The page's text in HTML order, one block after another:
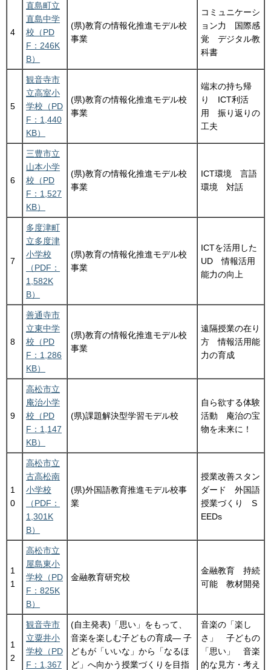
4
直島町立
直島中学
校（PD
F：246K
B）
(県)教育の情報化推進モデル校
事業
コミュニケーシ
ョン力 国際感
覚 デジタル教
科書
5
観音寺市
立高室小
学校（PD
F：1,440
KB）
(県)教育の情報化推進モデル校
事業
端末の持ち帰
り ICT利活
用 振り返りの
工夫
6
三豊市立
山本小学
校（PD
F：1,527
KB）
(県)教育の情報化推進モデル校
事業
ICT環境 言語
環境 対話
7
多度津町
立多度津
小学校
（PDF：
1,582K
B）
(県)教育の情報化推進モデル校
事業
ICTを活用した
UD 情報活用
能力の向上
8
善通寺市
立東中学
校（PD
F：1,286
KB）
(県)教育の情報化推進モデル校
事業
遠隔授業の在り
方 情報活用能
力の育成
9
高松市立
庵治小学
校（PD
F：1,147
KB）
(県)課題解決型学習モデル校
自ら欲する体験
活動 庵治の宝
物を未来に！
1
0
高松市立
古高松南
小学校
（PDF：
1,301K
B）
(県)外国語教育推進モデル校事
業
授業改善スタン
ダード 外国語
授業づくり S
EEDs
1
1
高松市立
屋島東小
学校（PD
F：825K
B）
金融教育研究校
金融教育 持続
可能 教材開発
1
2
観音寺市
立粟井小
学校（PD
F：1,367
(自主発表)「思い」をもって、
音楽を楽しむ子どもの育成― 子
どもが「いいな」から「なるほ
ど」へ向かう授業づくりを目指
音楽の「楽し
さ」 子どもの
「思い」 音楽
的な見方・考え